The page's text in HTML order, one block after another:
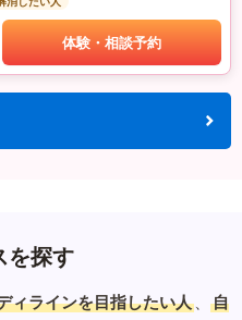
体験・相談予約
を探す
ィラインを目指したい人 、
自